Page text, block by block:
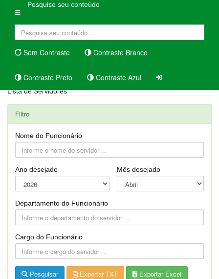
Pesquise seu conteúdo
Sem Contraste Contraste Branco
Contraste Preto Contraste Azul
Lista de Servidores
Filtro
Nome do Funcionário
Ano desejado Mês desejado
Departamento do Funcionário
Cargo do Funcionário
Pesquisar Exportar TXT
Exportar Excel